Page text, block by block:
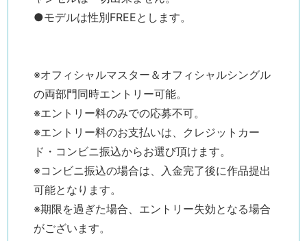
●モデルは性別FREEとします。
※オフィシャルマスター＆オフィシャルシングル
の両部門同時エントリー可能。
※エントリー料のみでの応募不可。
※エントリー料のお支払いは、クレジットカー
ド・コンビニ振込からお選び頂けます。
※コンビニ振込の場合は、入金完了後に作品提出
可能となります。
※期限を過ぎた場合、エントリー失効となる場合
がございます。